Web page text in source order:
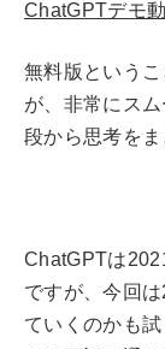
ChatGPTデモ
無料版という
が、非常にス
段から思考をま
ChatGPTは
ですが、今回
ていくのかも